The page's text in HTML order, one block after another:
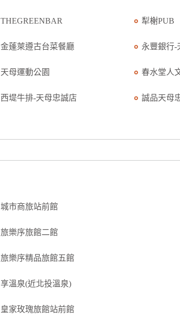
THEGREENBAR 犁榭PUB
金蓬萊遵古台菜餐廳 永豐銀行-
天母運動公園 春水堂人
西堤牛排-天母忠誠店 誠品天母
城市商旅站前館
旅樂序旅館二館
旅樂序精品旅館五館
享溫泉(近北投溫泉)
皇家玫瑰旅館站前館